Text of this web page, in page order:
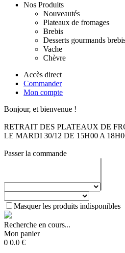
Nos Produits
Nouveautés
Plateaux de fromages
Brebis
Desserts gourmands
Vache
Chèvre
Accès direct
Commander
Mon compte
Bonjour, et bienvenue !
RETRAIT DES PLATEAUX DE
LE MARDI 30/12 DE 15H00 A
Passer la commande
Masquer les produits indisponibles
Recherche en cours...
Mon panier
0 0.0 €